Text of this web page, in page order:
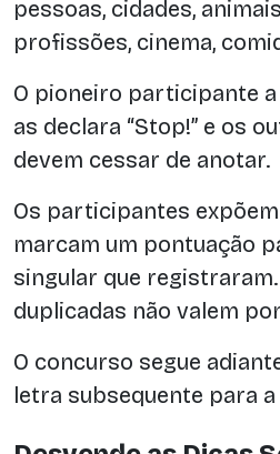
pessoas, cidades,
profissões, cinema,
O pioneiro participante
as declara “Stop!” e os
devem cessar de anotar.
Os participantes
marcam um pontuação
singular que
duplicadas não valem
O concurso segue
letra subsequente para